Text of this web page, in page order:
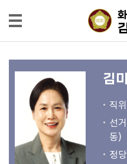
본문으
메인메
화성특례시의회
김미영 의원
의
원
의
록
김
직
선
동)
정